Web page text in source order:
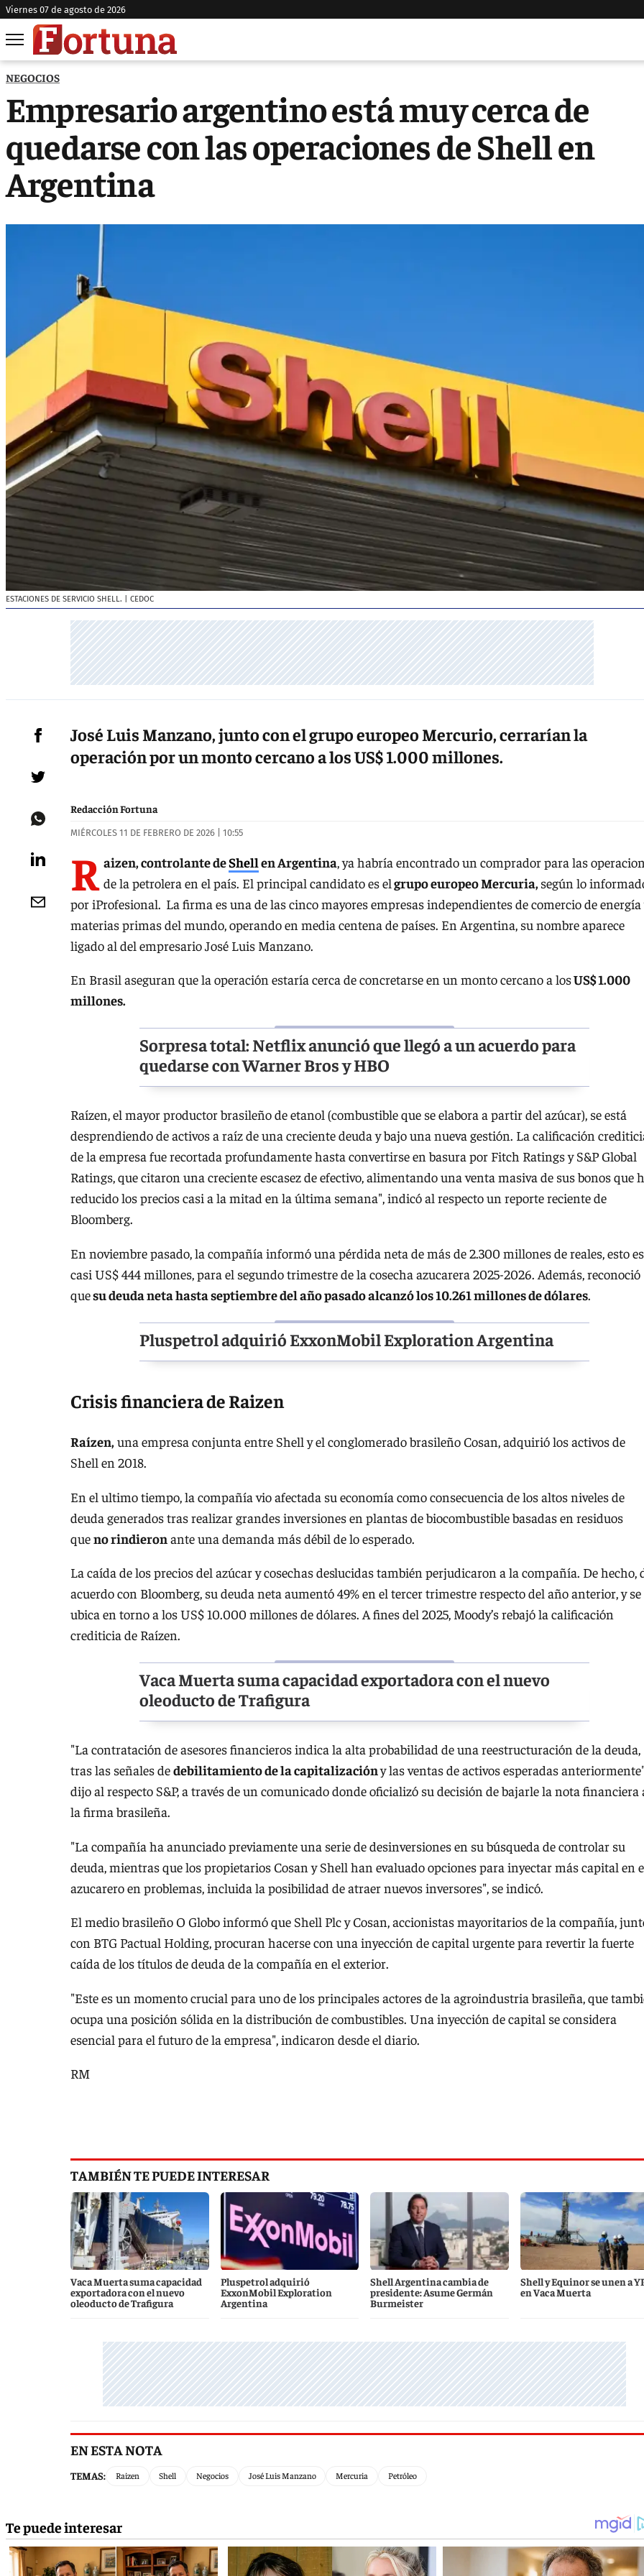
viernes 07 de agosto de 2026
NEGOCIOS
Empresario argentino está muy cerca de
quedarse con las operaciones de Shell en
Argentina
ESTACIONES DE SERVICIO SHELL. | CEDOC
José Luis Manzano, junto con el grupo europeo Mercurio, cerrarían la
operación por un monto cercano a los US$ 1.000 millones.
Redacción Fortuna
MIÉRCOLES 11 DE FEBRERO DE 2026 | 10:55
R aizen, controlante deShellen Argentina, ya habría encontrado un comprador para las
de la petrolera en el país. El principal candidato es elgrupo europeo Mercuria,según lo
por iProfesional. La firma es una de las cinco mayores empresas independientes de comercio de energía
materias primas del mundo, operando en media centena de países. En Argentina, su nombre aparece
ligado al del empresario José Luis Manzano.
En Brasil aseguran que la operación estaría cerca de concretarse en un monto cercano a losUS$ 1.000
millones.
Sorpresa total: Netflix anunció que llegó a un acuerdo para
quedarse con Warner Bros y HBO
Raízen, el mayor productor brasileño de etanol (combustible que se elabora a partir del azúcar), se está
desprendiendo de activos a raíz de una creciente deuda y bajo una nueva gestión. La calificación
de la empresa fue recortada profundamente hasta convertirse en basura por Fitch Ratings y S&P Global
Ratings, que citaron una creciente escasez de efectivo, alimentando una venta masiva de sus bonos que
reducido los precios casi a la mitad en la última semana", indicó al respecto un reporte reciente de
Bloomberg.
En noviembre pasado, la compañía informó una pérdida neta de más de 2.300 millones de reales, esto
casi US$ 444 millones, para el segundo trimestre de la cosecha azucarera 2025-2026. Además, reconoció
quesu deuda neta hasta septiembre del año pasado alcanzó los 10.261 millones de dólares.
Pluspetrol adquirió ExxonMobil Exploration Argentina
Crisis financiera de Raizen
Raízen,una empresa conjunta entre Shell y el conglomerado brasileño Cosan, adquirió los activos de
Shell en 2018.
En el ultimo tiempo, la compañía vio afectada su economía como consecuencia de los altos niveles de
deuda generados tras realizar grandes inversiones en plantas de biocombustible basadas en residuos
queno rindieron ante una demanda más débil de lo esperado.
La caída de los precios del azúcar y cosechas deslucidas también perjudicaron a la compañía. De hecho,
acuerdo con Bloomberg, su deuda neta aumentó 49% en el tercer trimestre respecto del año anterior, y se
ubica en torno a los US$ 10.000 millones de dólares. A fines del 2025, Moody’s rebajó la calificación
crediticia de Raízen.
Vaca Muerta suma capacidad exportadora con el nuevo
oleoducto de Trafigura
"La contratación de asesores financieros indica la alta probabilidad de una reestructuración de la deuda,
tras las señales dedebilitamiento de la capitalizacióny las ventas de activos esperadas
dijo al respecto S&P, a través de un comunicado donde oficializó su decisión de bajarle la nota financiera
la firma brasileña.
"La compañía ha anunciado previamente una serie de desinversiones en su búsqueda de controlar su
deuda, mientras que los propietarios Cosan y Shell han evaluado opciones para inyectar más capital en
azucarero en problemas, incluida la posibilidad de atraer nuevos inversores", se indicó.
El medio brasileño O Globo informó que Shell Plc y Cosan, accionistas mayoritarios de la compañía,
con BTG Pactual Holding, procuran hacerse con una inyección de capital urgente para revertir la fuerte
caída de los títulos de deuda de la compañía en el exterior.
"Este es un momento crucial para uno de los principales actores de la agroindustria brasileña, que
ocupa una posición sólida en la distribución de combustibles. Una inyección de capital se considera
esencial para el futuro de la empresa", indicaron desde el diario.
RM
TAMBIÉN TE PUEDE INTERESAR
Vaca Muerta suma capacidad
exportadora con el nuevo
oleoducto de Trafigura
Pluspetrol adquirió
ExxonMobil Exploration
Argentina
Shell Argentina cambia de
presidente: Asume Germán
Burmeister
Shell y Equinor se unen a
en Vaca Muerta
EN ESTA NOTA
TEMAS: Raizen Shell Negocios José Luis Manzano Mercuria Petróleo